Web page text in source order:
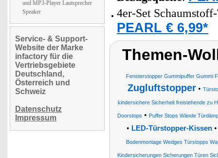
und MP3-Player Lautsprecher
Speaker
Service- & Support-
Website der Marke
infactory für die
Vertriebsgebiete
Deutschland,
Österreich und
Schweiz
Datenschutz
Impressum
4er-Set
PEARL € 6,99*
Themen-
Fensterstopper Gummipuffer Gummi
Zugluftstopper •
kindersichere Sicherheit freistehende zu
Doorstops • Puffer Stops Wände
• LED-Türstopper-Kissen
Bodenmontage Wedges Türstopps
Kindersicherungen Sicherungen Türen